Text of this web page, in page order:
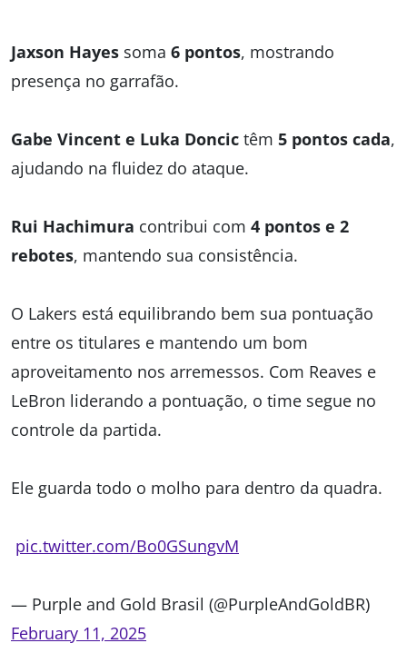
Jaxson Hayes soma 6 pontos, mostrando
presença no garrafão.
Gabe Vincent e Luka Doncic têm 5 pontos cada,
ajudando na fluidez do ataque.
Rui Hachimura contribui com 4 pontos e 2
rebotes, mantendo sua consistência.
O Lakers está equilibrando bem sua pontuação
entre os titulares e mantendo um bom
aproveitamento nos arremessos. Com Reaves e
LeBron liderando a pontuação, o time segue no
controle da partida.
Ele guarda todo o molho para dentro da quadra.
pic.twitter.com/Bo0GSungvM
— Purple and Gold Brasil (@PurpleAndGoldBR)
February 11, 2025